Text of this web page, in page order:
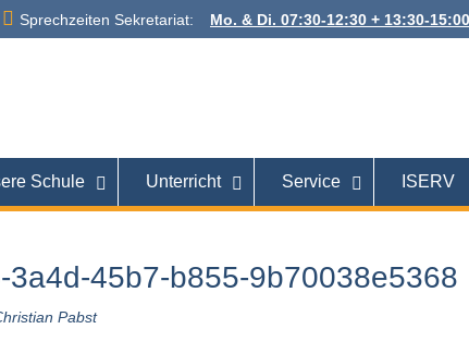
Sprechzeiten Sekretariat: Mo. & Di. 07:30-12:30 + 13:30-
Schule Unterricht Service ISERV
3a4d-45b7-b855-9b70038e5368
Pabst